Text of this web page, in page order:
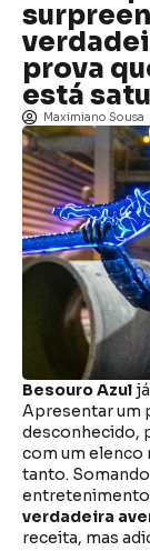
prova
está
Maximiano Sousa
Besouro Azul
Apresentar um
desconhecido,
com um elenco
tanto.
verdadeira
receita, mas